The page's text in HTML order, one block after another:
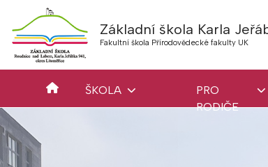
Základní škola Karla
Fakultní škola Přírodovědecké fakulty UK
ŠKOLA
PRO
RODIČE